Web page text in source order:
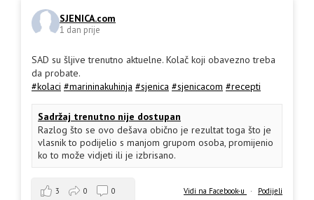
SJENICA.com
1 dan prije
SAD su šljive trenutno aktuelne. Kolač koji obavezno treba
da probate.
#kolaci #marininakuhinja #sjenica #sjenicacom #recepti
Sadržaj trenutno nije dostupan
Razlog što se ovo dešava obično je rezultat toga što je
vlasnik to podijelio s manjom grupom osoba, promijenio
ko to može vidjeti ili je izbrisano.
Vidi na Facebook-u · Podijeli
3 0 0